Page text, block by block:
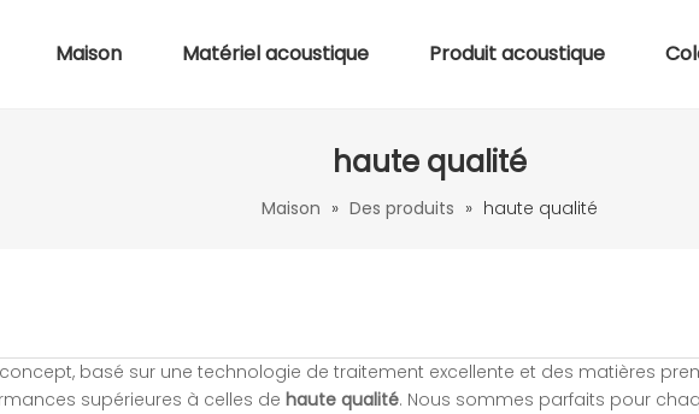
Maison Matériel acoustique Produit acoustique
haute qualité
Maison » Des produits » haute qualité
basé sur une technologie de traitement excellente et des matières
supérieures à celles de haute qualité. Nous sommes parfaits pour